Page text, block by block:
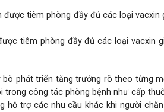
tiêm phòng đầy đủ các loại vacxin
phát triển tăng trưởng rõ theo từng
trong công tác phòng bệnh như cấp
hỗ trợ các nhu cầu khác khi người